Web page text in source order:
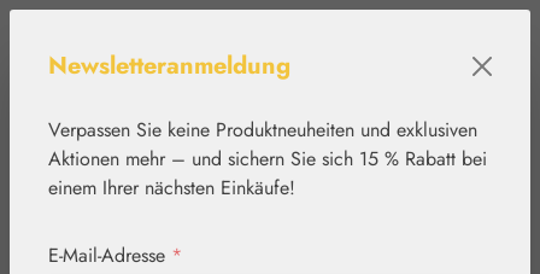
Newsletteranmeldung
Verpassen Sie keine Produktneuheiten und exklusiven
Aktionen mehr – und sichern Sie sich 15 % Rabatt bei
einem Ihrer nächsten Einkäufe!
E-Mail-Adresse *